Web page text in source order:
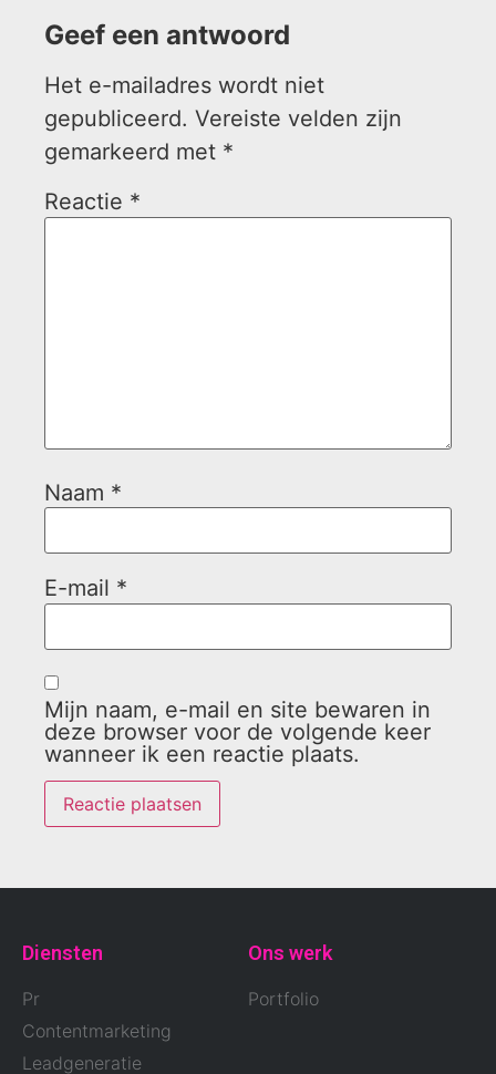
Geef een antwoord
Het e-mailadres wordt niet
gepubliceerd. Vereiste velden zijn
gemarkeerd met *
Reactie *
Naam *
E-mail *
Mijn naam, e-mail en site bewaren in
deze browser voor de volgende keer
wanneer ik een reactie plaats.
Diensten
Pr
Contentmarketing
Leadgeneratie
Ons werk
Portfolio